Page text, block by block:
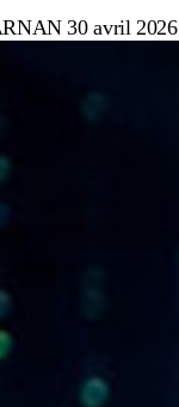
30 avril 2026